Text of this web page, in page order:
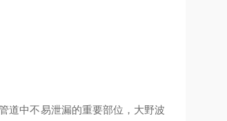
道中不易泄漏的重要部位，大野波